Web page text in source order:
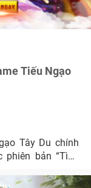
Tiếu Ngạo
Du chính
bản “Tình